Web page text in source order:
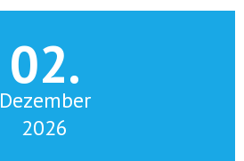
02.
Dezember
2026